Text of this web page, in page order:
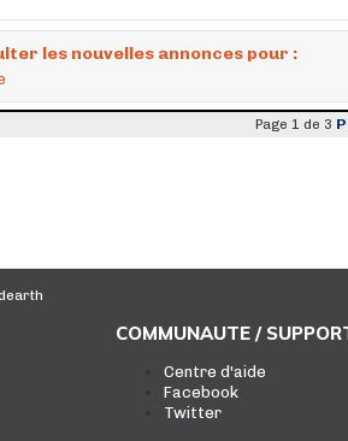
les nouvelles annonces pour :
Page 1 de 3
COMMUNAUTE /
Centre d'aide
Facebook
Twitter